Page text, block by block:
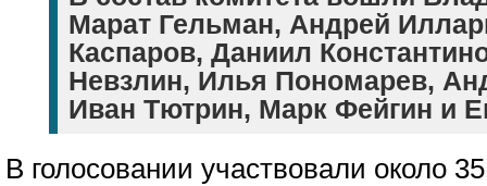
Марат Гельман, Андрей
Каспаров, Даниил
Невзлин, Илья Пономарев,
Иван Тютрин, Марк Фейгин и
В голосовании участвовали около